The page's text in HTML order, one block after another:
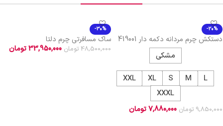
-20%
دستکش چرم مردانه دکمه دار 419001
مشکی
L
M
S
XL
XXL
XXXL
9,850,000 تومان 7,880,000تومان
-30%
ساک مسافرتی چرم دلتا
48,500,000 تومان 33,950,000تومان